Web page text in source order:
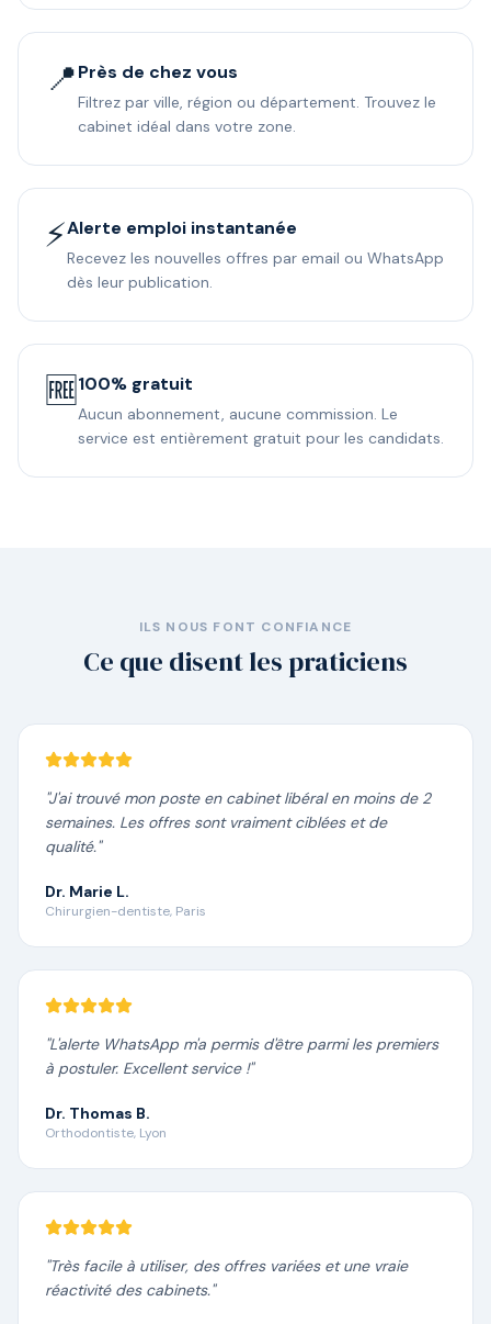
📍Près de chez vous
Filtrez par ville, région ou département. Trouvez le
cabinet idéal dans votre zone.
⚡Alerte emploi instantanée
Recevez les nouvelles offres par email ou WhatsApp
dès leur publication.
🆓100% gratuit
Aucun abonnement, aucune commission. Le
service est entièrement gratuit pour les candidats.
ILS NOUS FONT CONFIANCE
Ce que disent les praticiens
"J'ai trouvé mon poste en cabinet libéral en moins de 2
semaines. Les offres sont vraiment ciblées et de
qualité."
Dr. Marie L.
Chirurgien-dentiste, Paris
"L'alerte WhatsApp m'a permis d'être parmi les premiers
à postuler. Excellent service !"
Dr. Thomas B.
Orthodontiste, Lyon
"Très facile à utiliser, des offres variées et une vraie
réactivité des cabinets."